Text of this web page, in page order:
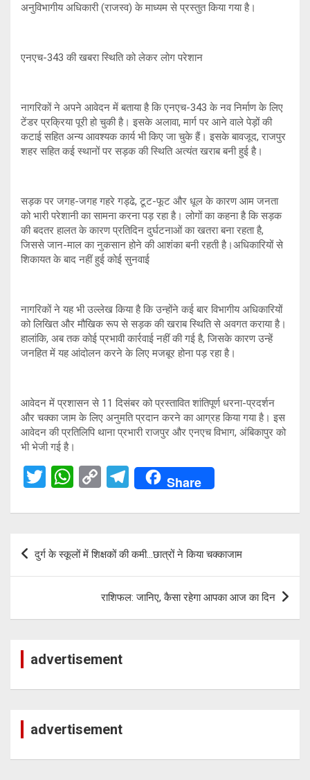
अनुविभागीय अधिकारी (राजस्व) के माध्यम से प्रस्तुत किया गया है।
एनएच-343 की खबरा स्थिति को लेकर लोग परेशान
नागरिकों ने अपने आवेदन में बताया है कि एनएच-343 के नव निर्माण के लिए
टेंडर प्रक्रिया पूरी हो चुकी है। इसके अलावा, मार्ग पर आने वाले पेड़ों की
कटाई सहित अन्य आवश्यक कार्य भी किए जा चुके हैं। इसके बावजूद, राजपुर
शहर सहित कई स्थानों पर सड़क की स्थिति अत्यंत खराब बनी हुई है।
सड़क पर जगह-जगह गहरे गड्ढे, टूट-फूट और धूल के कारण आम जनता
को भारी परेशानी का सामना करना पड़ रहा है। लोगों का कहना है कि सड़क
की बदतर हालत के कारण प्रतिदिन दुर्घटनाओं का खतरा बना रहता है,
जिससे जान-माल का नुकसान होने की आशंका बनी रहती है।अधिकारियों से
शिकायत के बाद नहीं हुई कोई सुनवाई
नागरिकों ने यह भी उल्लेख किया है कि उन्होंने कई बार विभागीय अधिकारियों
को लिखित और मौखिक रूप से सड़क की खराब स्थिति से अवगत कराया है।
हालांकि, अब तक कोई प्रभावी कार्रवाई नहीं की गई है, जिसके कारण उन्हें
जनहित में यह आंदोलन करने के लिए मजबूर होना पड़ रहा है।
आवेदन में प्रशासन से 11 दिसंबर को प्रस्तावित शांतिपूर्ण धरना-प्रदर्शन
और चक्का जाम के लिए अनुमति प्रदान करने का आग्रह किया गया है। इस
आवेदन की प्रतिलिपि थाना प्रभारी राजपुर और एनएच विभाग, अंबिकापुर को
भी भेजी गई है।
T
tt
er
W
at
s
A
C
py
Li
n
k
T
e
gr
a
m
Share
Post
navigation
दुर्ग के स्कूलों में शिक्षकों की कमी…छात्रों ने किया चक्काजाम
राशिफल: जानिए, कैसा रहेगा आपका आज का दिन
advertisement
advertisement